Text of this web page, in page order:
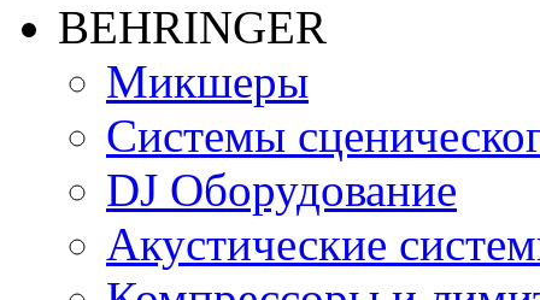
BEHRINGER
Микшеры
Системы
DJ Оборудование
Акустические